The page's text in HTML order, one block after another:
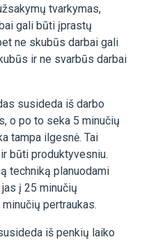
tvarkymas,
gali būti įprastų
ne skubūs darbai gali
ir ne svarbūs darbai
susideda iš darbo
o po to seka 5 minučių
tampa ilgesnė. Tai
būti produktyvesniu.
techniką planuodami
į 25 minučių
pertraukas.
iš penkių laiko